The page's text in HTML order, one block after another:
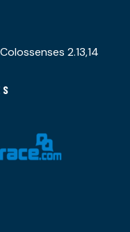
Colossenses 2.13,14